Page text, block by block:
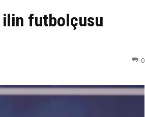
ilin futbolçusu
0